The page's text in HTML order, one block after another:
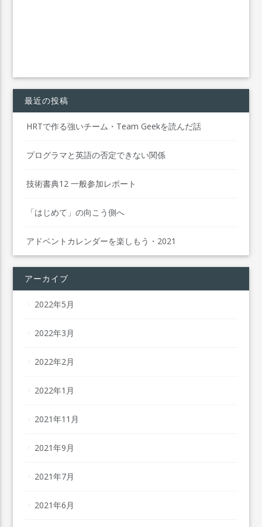
最近の投稿
HRTで作る強いチーム・Team Geekを読んだ話
プログラマと英語の否定できない関係
技術書典12 一般参加レポート
「はじめて」の向こう側へ
アドベントカレンダーを楽しもう・2021
アーカイブ
2022年5月
2022年3月
2022年2月
2022年1月
2021年11月
2021年9月
2021年7月
2021年6月